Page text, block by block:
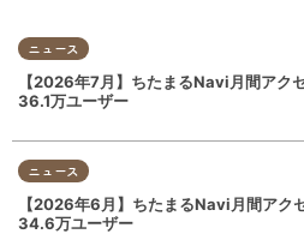
ニュース
【2026年7月】ちたまるNavi月間アク
36.1万ユーザー
ニュース
【2026年6月】ちたまるNavi月間アク
34.6万ユーザー